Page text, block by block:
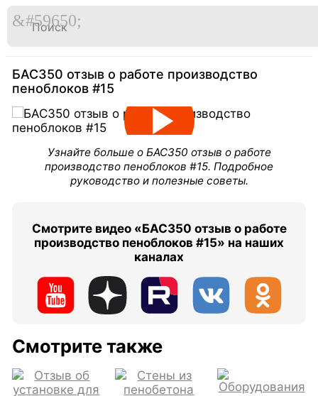
Перейти
БАС350 отзыв о работе производство
пеноблоков #15
Узнайте больше о БАС350 отзыв о работе
производство пеноблоков #15. Подробное
руководство и полезные советы.
Смотрите видео «БАС350 отзыв о работе
производство пеноблоков #15» на наших
каналах
Смотрите также